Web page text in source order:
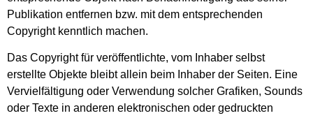
Publikation entfernen bzw. mit dem entsprechenden
Copyright kenntlich machen.
Das Copyright für veröffentlichte, vom Inhaber selbst
erstellte Objekte bleibt allein beim Inhaber der Seiten. Eine
Vervielfältigung oder Verwendung solcher Grafiken, Sounds
oder Texte in anderen elektronischen oder gedruckten